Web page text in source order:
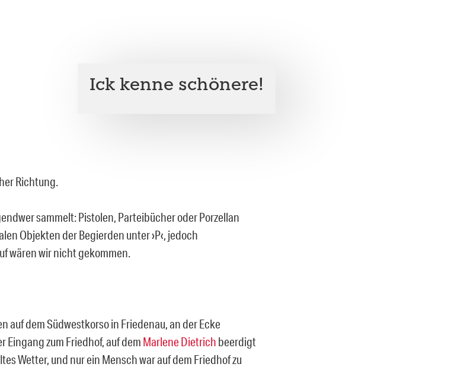
Ick kenne schönere!
Richtung.
sammelt: Pistolen, Parteibücher oder Porzellan
Objekten der Begierden unter ›P‹, jedoch
wären wir nicht gekommen.
auf dem Südwestkorso in Friedenau, an der Ecke
zum Friedhof, auf dem Marlene Dietrich beerdigt
Wetter, und nur ein Mensch war auf dem Friedhof zu